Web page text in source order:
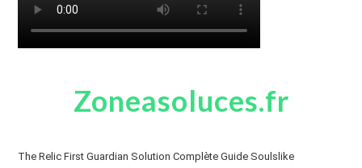
Zoneasoluces.fr
The Relic First Guardian Solution Complète Guide Soulslike